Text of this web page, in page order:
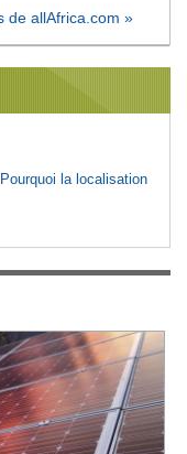
de allAfrica.com »
la localisation